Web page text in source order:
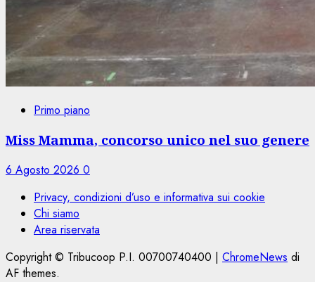
Primo piano
Miss Mamma, concorso unico nel suo genere
6 Agosto 2026 0
Privacy, condizioni d’uso e informativa sui cookie
Chi siamo
Area riservata
Copyright © Tribucoop P.I. 00700740400 | ChromeNews di
AF themes.